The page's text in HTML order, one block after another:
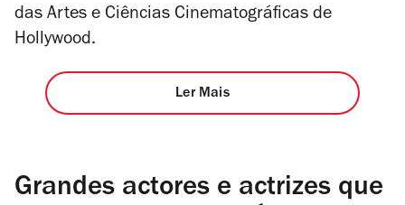
das Artes e Ciências Cinematográficas de
Hollywood.
Ler Mais
Grandes actores e actrizes que